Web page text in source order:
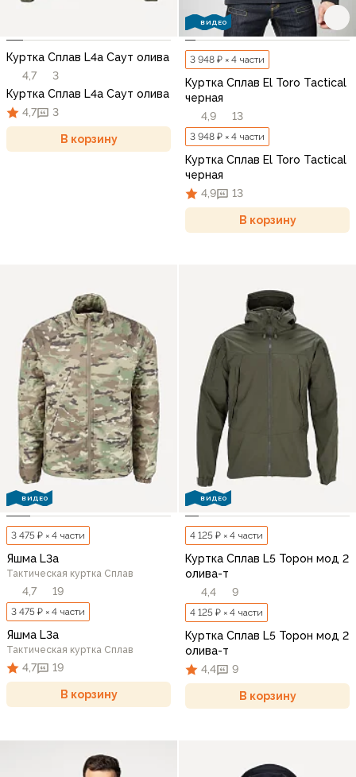
Куртка Сплав L4a Саут олива
4,7
3
Куртка Сплав L4a Саут олива
4,7
3
В корзину
ВИДЕО
3 948 ₽ × 4 части
Куртка Сплав El Toro Tactical
черная
4,9
13
3 948 ₽ × 4 части
Куртка Сплав El Toro Tactical
черная
4,9
13
В корзину
ВИДЕО
3 475 ₽ × 4 части
Яшма L3a
Тактическая куртка Сплав
4,7 19
3 475 ₽ × 4 части
Яшма L3a
Тактическая куртка Сплав
4,7 19
В корзину
ВИДЕО
4 125 ₽ × 4 части
Куртка Сплав L5 Торон мод 2
олива-т
4,4
9
4 125 ₽ × 4 части
Куртка Сплав L5 Торон мод 2
олива-т
4,4
9
В корзину